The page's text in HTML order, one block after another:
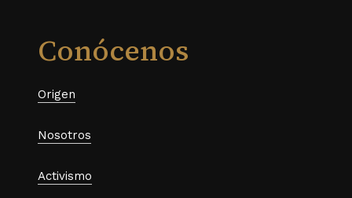
Conócenos
Origen
Nosotros
Activismo